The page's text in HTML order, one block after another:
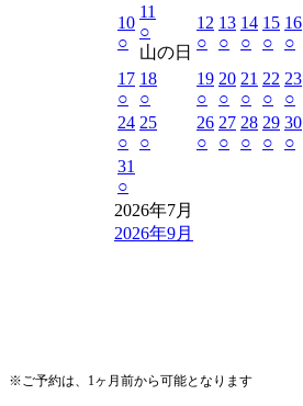
10
○
11
○
山の日
12
○
13
○
14
○
15
○
16
○
17
○
18
○
19
○
20
○
21
○
22
○
23
○
24
○
25
○
26
○
27
○
28
○
29
○
30
○
31
○
2026年7月
2026年9月
※ご予約は、1ヶ月前から可能となります